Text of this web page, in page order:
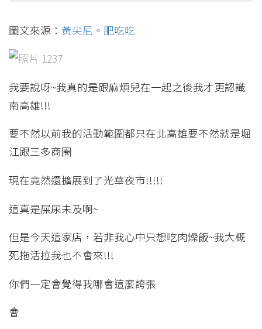
圖文來源： 黃尖尼。肥吃吃
我要說呀~我真的是跟麻煩兒在一起之後我才更認識
南高雄!!!
要不然以前我的活動範圍都只在北高雄要不然就是堀
江跟三多商圈
現在竟然還擴展到了光華夜市!!!!!
這真是屎尿未及啊~
但是今天這家店，若非我心中只想吃肉燥飯~我大概
死拖活拉我也不會來!!!
你們一定會覺得我哪會這麼誇張
會